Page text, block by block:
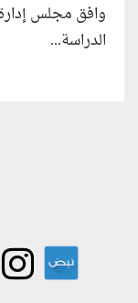
وافق مجلس
الدراسة...